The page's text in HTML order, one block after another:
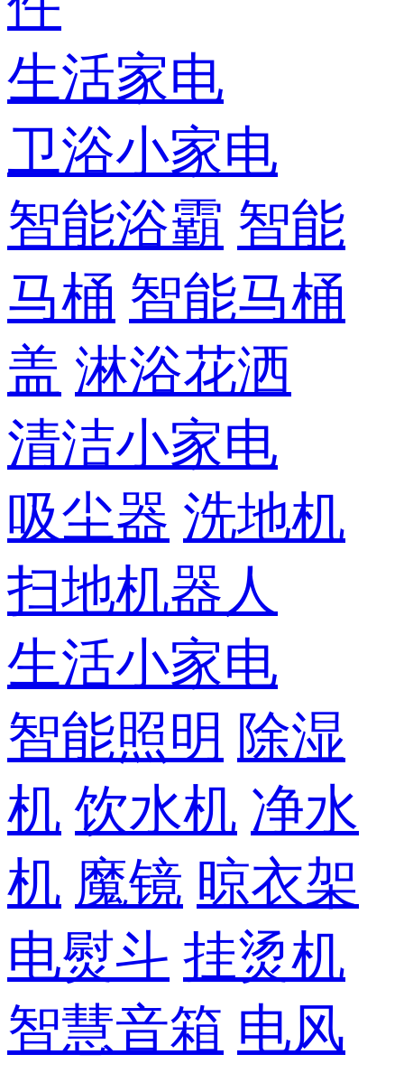
生活家电
卫浴小家电
智能浴霸 智能
马桶 智能马桶
盖 淋浴花洒
清洁小家电
吸尘器 洗地机
扫地机器人
生活小家电
智能照明 除湿
机 饮水机 净水
机 魔镜 晾衣架
电熨斗 挂烫机
智慧音箱 电风